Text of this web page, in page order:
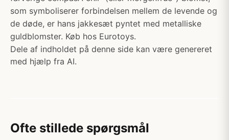
som symboliserer forbindelsen mellem de levende og
de døde, er hans jakkesæt pyntet med metalliske
guldblomster. Køb hos Eurotoys.
Dele af indholdet på denne side kan være genereret
med hjælp fra AI.
Ofte stillede spørgsmål